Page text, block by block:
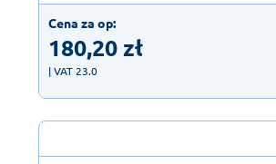
Cena za op:
180,20zł
| VAT 23.0